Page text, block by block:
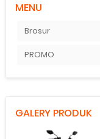
MENU
Brosur
PROMO
GALERY PRODUK